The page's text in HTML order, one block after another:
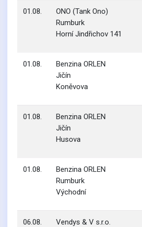
01.08.
ONO (Tank Ono)
Rumburk
Horní Jindřichov 141
01.08.
Benzina ORLEN
Jičín
Koněvova
01.08.
Benzina ORLEN
Jičín
Husova
01.08.
Benzina ORLEN
Rumburk
Východní
06.08.
Vendys & V s.r.o.